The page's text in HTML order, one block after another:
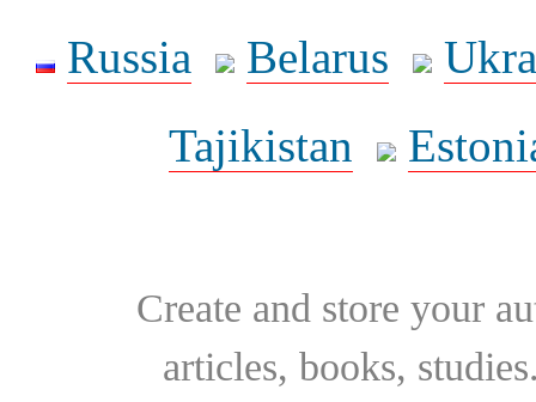
Russia
Belarus
Tajikistan
Create and store your
articles, books,